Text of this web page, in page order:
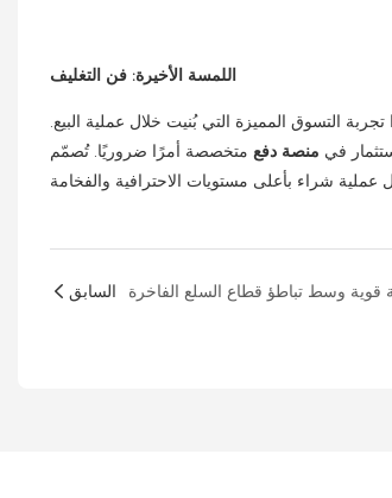
اللمسة الأخيرة: فن التغليف
التسوق المميزة التي بُنيت خلال عملية البيع.
في منصة دفع متخصصة أمرًا ضروريًا. تُصمّم PSP Display حلول دفع مريحة تتميز بأسطح واسعة مقاومة للخدش، مُخصصة خصيصًا لتغليف الهدايا بأناقة. بفضل وحدات التخزين القابلة للقفل للعلب
السابق